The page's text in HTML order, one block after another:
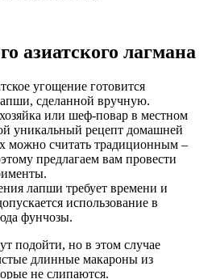
азиатского лагмана
угощение готовится
сделанной вручную.
или шеф-повар в местном
уникальный рецепт домашней
можно считать традиционным –
предлагаем вам провести
лапши требует времени и
использование в
фунчозы.
подойти, но в этом случае
длинные макароны из
не слипаются.